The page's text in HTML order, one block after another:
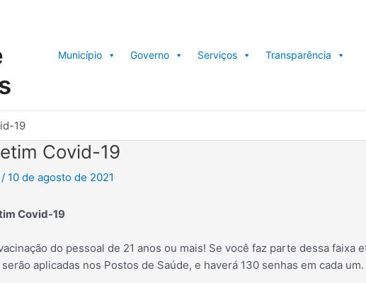
Município Governo Serviços Transparência
19
Covid-19
/ 10 de agosto de 2021
Covid-19
do pessoal de 21 anos ou mais! Se você faz parte dessa faixa
aplicadas nos Postos de Saúde, e haverá 130 senhas em cada um.